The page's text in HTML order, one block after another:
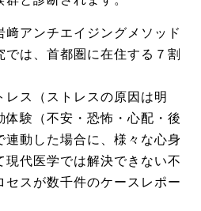
﨑アンチエイジングメソッド
は、首都圏に在住する７割
ス（ストレスの原因は明
体験（不安・恐怖・心配・後
連動した場合に、様々な心身
現代医学では解決できない不
セスが数千件のケースレポー